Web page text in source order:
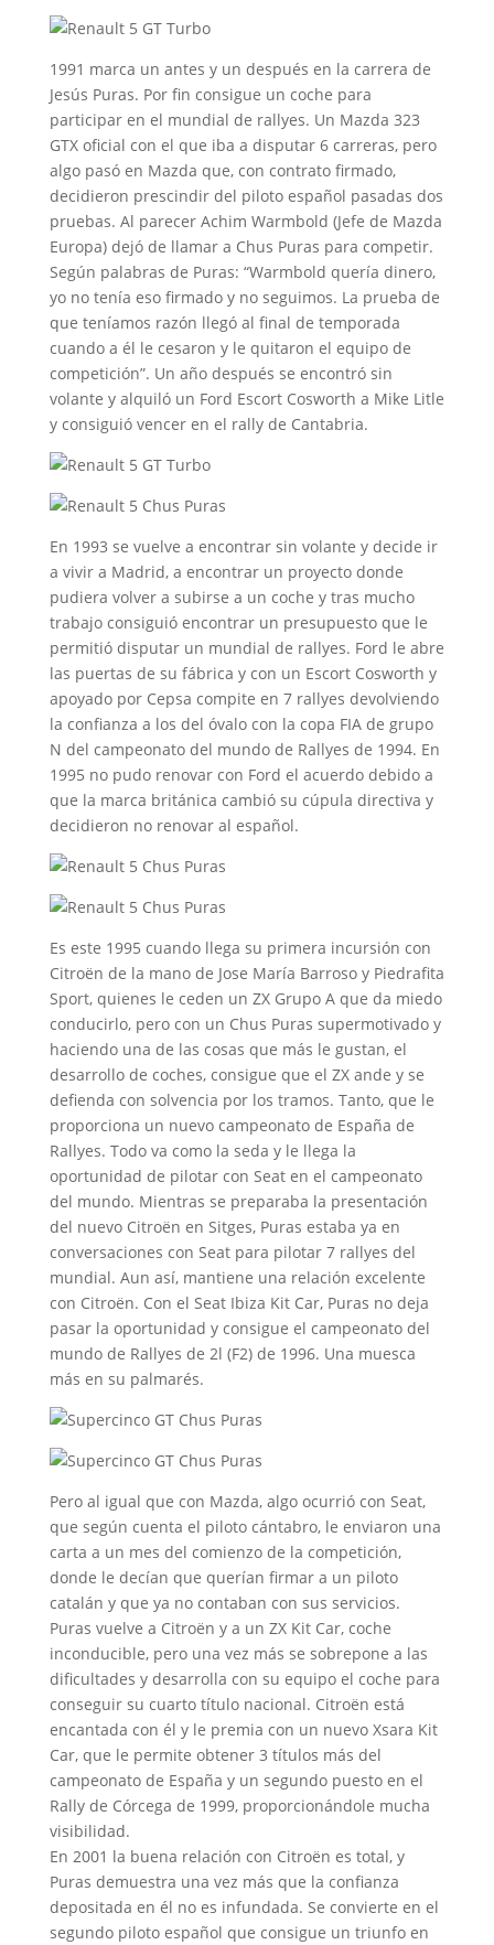
1991 marca un antes y un después en la carrera de
Jesús Puras. Por fin consigue un coche para
participar en el mundial de rallyes. Un Mazda 323
GTX oficial con el que iba a disputar 6 carreras, pero
algo pasó en Mazda que, con contrato firmado,
decidieron prescindir del piloto español pasadas dos
pruebas. Al parecer Achim Warmbold (Jefe de Mazda
Europa) dejó de llamar a Chus Puras para competir.
Según palabras de Puras: “Warmbold quería dinero,
yo no tenía eso firmado y no seguimos. La prueba de
que teníamos razón llegó al final de temporada
cuando a él le cesaron y le quitaron el equipo de
competición”. Un año después se encontró sin
volante y alquiló un Ford Escort Cosworth a Mike Litle
y consiguió vencer en el rally de Cantabria.
En 1993 se vuelve a encontrar sin volante y decide ir
a vivir a Madrid, a encontrar un proyecto donde
pudiera volver a subirse a un coche y tras mucho
trabajo consiguió encontrar un presupuesto que le
permitió disputar un mundial de rallyes. Ford le abre
las puertas de su fábrica y con un Escort Cosworth y
apoyado por Cepsa compite en 7 rallyes devolviendo
la confianza a los del óvalo con la copa FIA de grupo
N del campeonato del mundo de Rallyes de 1994. En
1995 no pudo renovar con Ford el acuerdo debido a
que la marca británica cambió su cúpula directiva y
decidieron no renovar al español.
Es este 1995 cuando llega su primera incursión con
Citroën de la mano de Jose María Barroso y Piedrafita
Sport, quienes le ceden un ZX Grupo A que da miedo
conducirlo, pero con un Chus Puras supermotivado y
haciendo una de las cosas que más le gustan, el
desarrollo de coches, consigue que el ZX ande y se
defienda con solvencia por los tramos. Tanto, que le
proporciona un nuevo campeonato de España de
Rallyes. Todo va como la seda y le llega la
oportunidad de pilotar con Seat en el campeonato
del mundo. Mientras se preparaba la presentación
del nuevo Citroën en Sitges, Puras estaba ya en
conversaciones con Seat para pilotar 7 rallyes del
mundial. Aun así, mantiene una relación excelente
con Citroën. Con el Seat Ibiza Kit Car, Puras no deja
pasar la oportunidad y consigue el campeonato del
mundo de Rallyes de 2l (F2) de 1996. Una muesca
más en su palmarés.
Pero al igual que con Mazda, algo ocurrió con Seat,
que según cuenta el piloto cántabro, le enviaron una
carta a un mes del comienzo de la competición,
donde le decían que querían firmar a un piloto
catalán y que ya no contaban con sus servicios.
Puras vuelve a Citroën y a un ZX Kit Car, coche
inconducible, pero una vez más se sobrepone a las
dificultades y desarrolla con su equipo el coche para
conseguir su cuarto título nacional. Citroën está
encantada con él y le premia con un nuevo Xsara Kit
Car, que le permite obtener 3 títulos más del
campeonato de España y un segundo puesto en el
Rally de Córcega de 1999, proporcionándole mucha
visibilidad.
En 2001 la buena relación con Citroën es total, y
Puras demuestra una vez más que la confianza
depositada en él no es infundada. Se convierte en el
segundo piloto español que consigue un triunfo en